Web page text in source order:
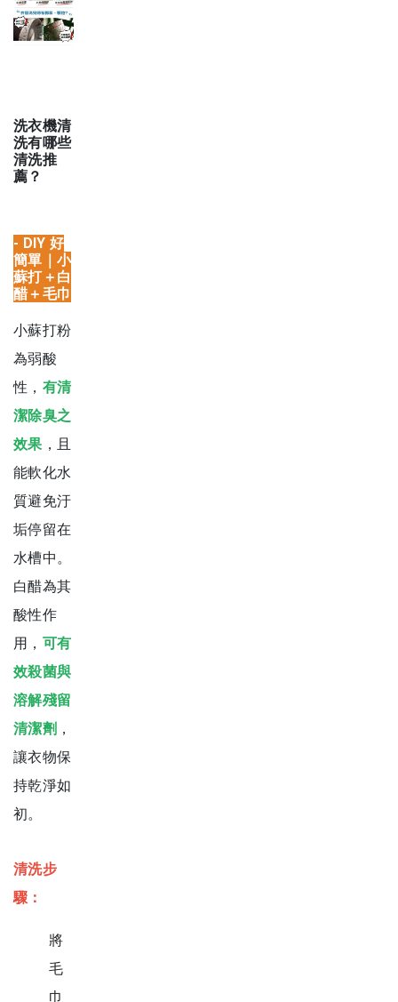
洗衣機清
洗有哪些
清洗推
薦？
- DIY 好
簡單｜小
蘇打＋白
醋＋毛巾
小蘇打粉
為弱酸
性， 有清
潔除臭之
效果 ，且
能軟化水
質避免汙
垢停留在
水槽中。
白醋為其
酸性作
用， 可有
效殺菌與
溶解殘留
清潔劑 ，
讓衣物保
持乾淨如
初。
清洗步
驟：
將
毛
巾